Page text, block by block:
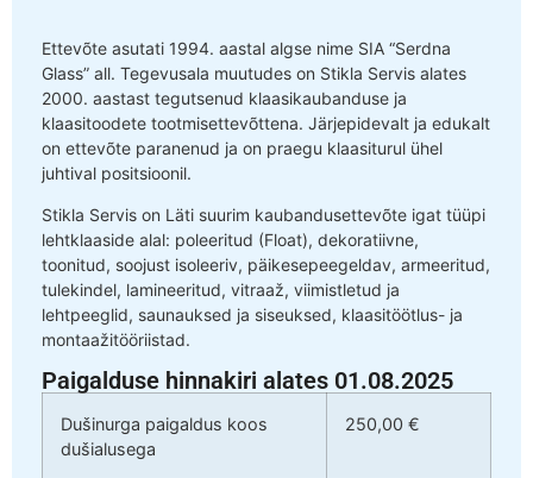
Ettevõte asutati 1994. aastal algse nime SIA “Serdna
Glass” all. Tegevusala muutudes on Stikla Servis alates
2000. aastast tegutsenud klaasikaubanduse ja
klaasitoodete tootmisettevõttena. Järjepidevalt ja edukalt
on ettevõte paranenud ja on praegu klaasiturul ühel
juhtival positsioonil.
Stikla Servis on Läti suurim kaubandusettevõte igat tüüpi
lehtklaaside alal: poleeritud (Float), dekoratiivne,
toonitud, soojust isoleeriv, päikesepeegeldav, armeeritud,
tulekindel, lamineeritud, vitraaž, viimistletud ja
lehtpeeglid, saunauksed ja siseuksed, klaasitöötlus- ja
montaažitööriistad.
Paigalduse hinnakiri alates 01.08.2025
Dušinurga paigaldus koos
dušialusega
250,00 €